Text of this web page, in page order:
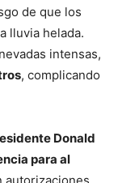
de que los
lluvia helada.
intensas,
, complicando
Donald
para al